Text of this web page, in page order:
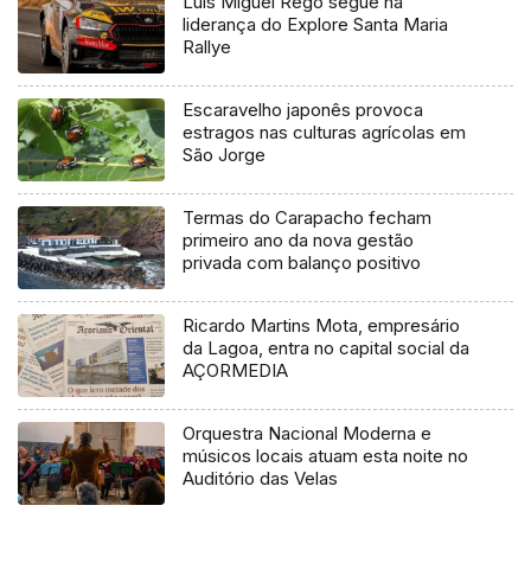
liderança do Explore Santa Maria
Rallye
Escaravelho japonês provoca
estragos nas culturas agrícolas em
São Jorge
Termas do Carapacho fecham
primeiro ano da nova gestão
privada com balanço positivo
Ricardo Martins Mota, empresário
da Lagoa, entra no capital social da
AÇORMEDIA
Orquestra Nacional Moderna e
músicos locais atuam esta noite no
Auditório das Velas